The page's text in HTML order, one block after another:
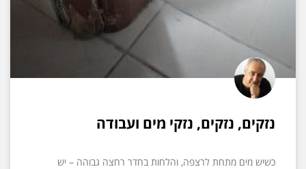
נזקים, נזקים, נזקי מים ועבודה
כשיש מים מתחת לרצפה, והלחות בחדר רחצה גבוהה – יש